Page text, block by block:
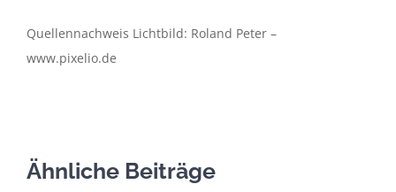
Quellennachweis Lichtbild: Roland Peter –
www.pixelio.de
Ähnliche Beiträge